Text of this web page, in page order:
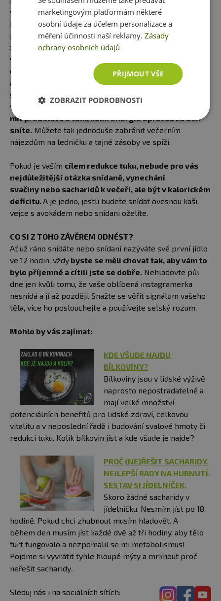
vás večer přepadne
mlsná, je velká
pravděpodobnost, že
zakopaný pes bude
ve zbytečně velkém
energetickém příjmu,
a nikoliv ve vynechání
snídaně nebo
večeře.
Důležité je
mít představu o tom, kolik energie opravdu za den
sníte. Můžete tak jednoduše zabránit večerním
nájezdům na ledničku a tajné zásoby ve spíži.
Pokud je vaším cílem redukce tuku, nebude pro vás
nejdůležitější otázka snídaně, vynechání
svačiny nebo sacharidů k večeři, ale být v kalorickém
deficitu.A je jedno, jestli budete snídat ovesnou kaši,
vejce s avokádem nebo snídani oželíte.
CO SI Z TOHO ZÁVĚREM ODNÉST?
Ať už ráno snídáte nebo snídaní nazýváte své první jídlo
ve 12 hodin, vždy byste se měli chovat tak, aby vám to
bylo příjemné a cítili jste se dobře. Nehladovte půl
dne jen kvůli tomu, že vaše oblíbená instagramerka
nesnídá a jí až později. Snažte se věřit signálům vašeho
těla, více ho poslouchejte a používejte selský rozum.
Mohlo by vás zajímat:
KDE VŠUDE NAJDU
BÍLKOVINY?
Bílkoviny jsou v lidské výživě
naprosto nepostradatelné a
mají velké množství
potenciálních benefitů pro lidské zdraví, celkovou
vitalitu a v neposlední řadě i budování svalové hmoty či
redukci tuku. Kolik bílkovin jíst a kde všude je najde?
PROČ (NE)ŘEŠIT SACHARIDY.
NEJLEPŠÍ RADY NA HUBNUTÍ.
SESTAV SI JÍDELNÍČEK.
​Skoro žádné sacharidy v
jídelníčku. Nesmím jíst po 18.
hodině. Pokud chci zhubnout musím hladovět. A
během den musím jíst každé dvě až tři hodiny, aby tělo
furt fungovalo a nezpomalil se mi metabolismus!
Pojdme si vyvrátit tyhle hloupé mýty a mrknout proč
neřešit sacharidy.
Sleduj nás i na sociálních sítích:
marketingovým platformám některé
osobní údaje za účelem personalizace a
měření účinnosti naší reklamy.Zásady
ochrany osobních údajů
PŘIJMOUT VŠE
ZOBRAZIT PODROBNOSTI